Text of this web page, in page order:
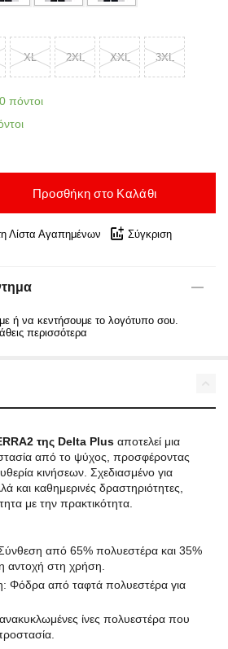
XL 2XL XXL 3XL
πόντοι
Προσθήκη στο Καλάθι
Λίστα Αγαπημένων Σύγκριση
ή να κεντήσουμε το λογότυπο σου.
περισσότερα
της Delta Plus αποτελεί μια
από το ψύχος, προσφέροντας
κινήσεων. Σχεδιασμένο για
και καθημερινές δραστηριότητες,
με την πρακτικότητα.
από 65% πολυεστέρα και 35%
αντοχή στη χρήση.
Φόδρα από ταφτά πολυεστέρα για
ίνες πολυεστέρα που